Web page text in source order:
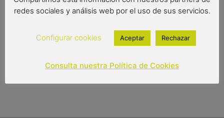
33,05 €
redes sociales y análisis web por el uso de sus servicios.
Configurar cookies Aceptar Rechazar
Consulta nuestra Política de Cookies